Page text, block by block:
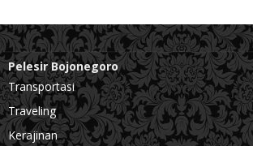
Pelesir Bojonegoro
Transportasi
Traveling
Kerajinan